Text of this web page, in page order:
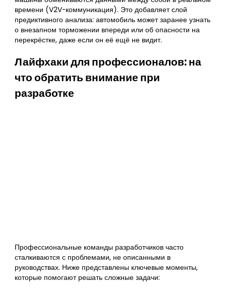
времени (V2V-коммуникация). Это добавляет слой
предиктивного анализа: автомобиль может заранее узнать
о внезапном торможении впереди или об опасности на
перекрёстке, даже если он её ещё не видит.
Лайфхаки для профессионалов: на
что обратить внимание при
разработке
Профессиональные команды разработчиков часто
сталкиваются с проблемами, не описанными в
руководствах. Ниже представлены ключевые моменты,
которые помогают решать сложные задачи: